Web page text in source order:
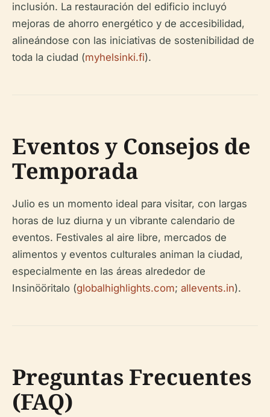
inclusión. La restauración del edificio incluyó
mejoras de ahorro energético y de accesibilidad,
alineándose con las iniciativas de sostenibilidad de
toda la ciudad (myhelsinki.fi).
Eventos y Consejos de
Temporada
Julio es un momento ideal para visitar, con largas
horas de luz diurna y un vibrante calendario de
eventos. Festivales al aire libre, mercados de
alimentos y eventos culturales animan la ciudad,
especialmente en las áreas alrededor de
Insinööritalo (globalhighlights.com; allevents.in).
Preguntas Frecuentes
(FAQ)